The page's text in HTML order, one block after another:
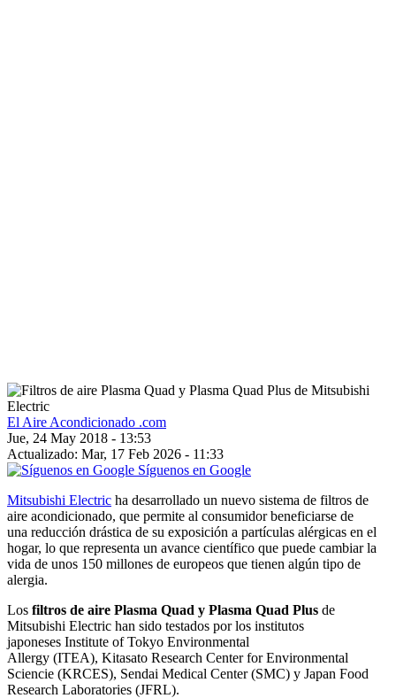
El Aire Acondicionado .com
Jue, 24 May 2018 - 13:53
Actualizado: Mar, 17 Feb 2026 - 11:33
Síguenos en Google
Mitsubishi Electric ha desarrollado un nuevo sistema de filtros de
aire acondicionado, que permite al consumidor beneficiarse de
una reducción drástica de su exposición a partículas alérgicas en el
hogar, lo que representa un avance científico que puede cambiar la
vida de unos 150 millones de europeos que tienen algún tipo de
alergia.
Los filtros de aire Plasma Quad y Plasma Quad Plus de
Mitsubishi Electric han sido testados por los institutos
japoneses Institute of Tokyo Environmental
Allergy (ITEA), Kitasato Research Center for Environmental
Sciencie (KRCES), Sendai Medical Center (SMC) y Japan Food
Research Laboratories (JFRL).